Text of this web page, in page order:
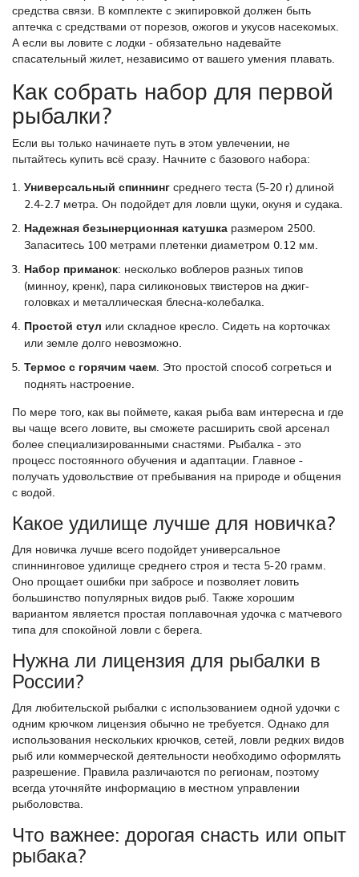
средства связи. В комплекте с экипировкой должен быть
аптечка с средствами от порезов, ожогов и укусов насекомых.
А если вы ловите с лодки - обязательно надевайте
спасательный жилет, независимо от вашего умения плавать.
Как собрать набор для первой
рыбалки?
Если вы только начинаете путь в этом увлечении, не
пытайтесь купить всё сразу. Начните с базового набора:
Универсальный спиннинг среднего теста (5-20 г) длиной
2.4-2.7 метра. Он подойдет для ловли щуки, окуня и судака.
Надежная безынерционная катушка размером 2500.
Запаситесь 100 метрами плетенки диаметром 0.12 мм.
Набор приманок: несколько воблеров разных типов
(минноу, кренк), пара силиконовых твистеров на джиг-
головках и металлическая блесна-колебалка.
Простой стул или складное кресло. Сидеть на корточках
или земле долго невозможно.
Термос с горячим чаем. Это простой способ согреться и
поднять настроение.
По мере того, как вы поймете, какая рыба вам интересна и где
вы чаще всего ловите, вы сможете расширить свой арсенал
более специализированными снастями. Рыбалка - это
процесс постоянного обучения и адаптации. Главное -
получать удовольствие от пребывания на природе и общения
с водой.
Какое удилище лучше для новичка?
Для новичка лучше всего подойдет универсальное
спиннинговое удилище среднего строя и теста 5-20 грамм.
Оно прощает ошибки при забросе и позволяет ловить
большинство популярных видов рыб. Также хорошим
вариантом является простая поплавочная удочка с матчевого
типа для спокойной ловли с берега.
Нужна ли лицензия для рыбалки в
России?
Для любительской рыбалки с использованием одной удочки с
одним крючком лицензия обычно не требуется. Однако для
использования нескольких крючков, сетей, ловли редких видов
рыб или коммерческой деятельности необходимо оформлять
разрешение. Правила различаются по регионам, поэтому
всегда уточняйте информацию в местном управлении
рыболовства.
Что важнее: дорогая снасть или опыт
рыбака?